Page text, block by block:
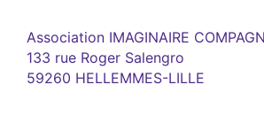
Association IMAGINAIRE
133 rue Roger Salengro
59260 HELLEMMES-LILLE